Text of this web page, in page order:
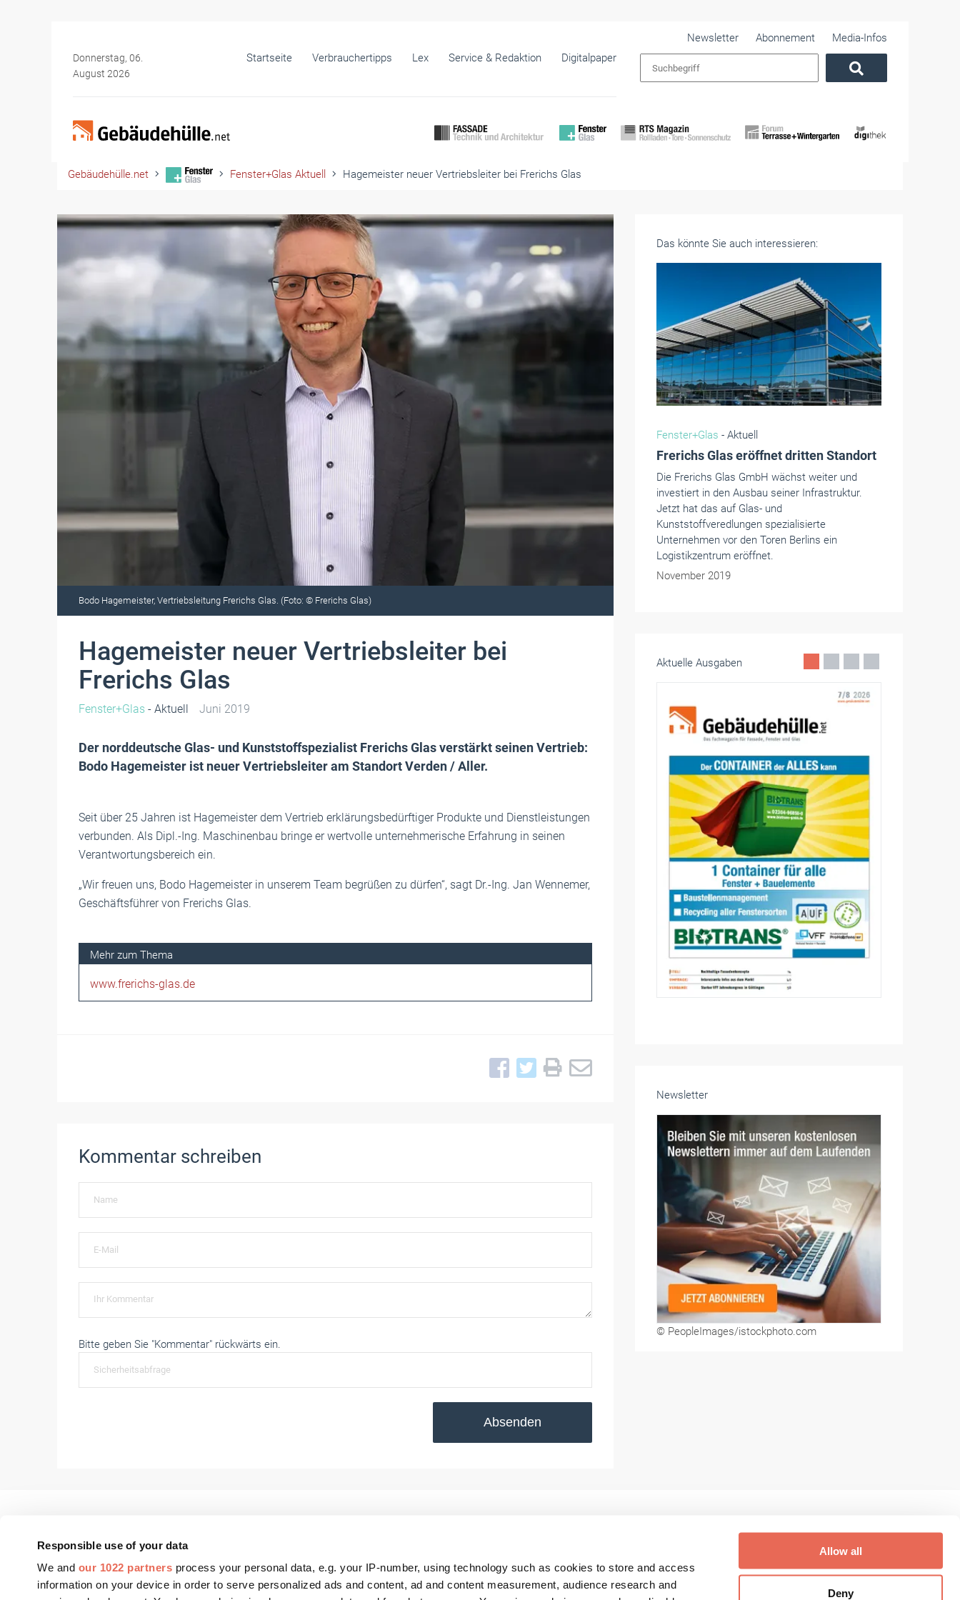
Responsible use of your data
We and our 1022 partners process your personal data, e.g. your IP-number, using technology such as cookies to store and access
information on your device in order to serve personalized ads and content, ad and content measurement, audience research and
Allow all
Deny
Donnerstag, 06.
August 2026
Startseite Verbrauchertipps Lex Service & Redaktion Digitalpaper
Newsletter Abonnement Media-Infos
Gebäudehülle.net Fenster+Glas Aktuell Hagemeister neuer Vertriebsleiter bei Frerichs Glas
Bodo Hagemeister, Vertriebsleitung Frerichs Glas. (Foto: © Frerichs Glas)
Hagemeister neuer Vertriebsleiter bei
Frerichs Glas
Fenster+Glas - Aktuell Juni 2019
Der norddeutsche Glas- und Kunststoffspezialist Frerichs Glas verstärkt seinen Vertrieb:
Bodo Hagemeister ist neuer Vertriebsleiter am Standort Verden / Aller.
Seit über 25 Jahren ist Hagemeister dem Vertrieb erklärungsbedürftiger Produkte und Dienstleistungen
verbunden. Als Dipl.-Ing. Maschinenbau bringe er wertvolle unternehmerische Erfahrung in seinen
Verantwortungsbereich ein.
„Wir freuen uns, Bodo Hagemeister in unserem Team begrüßen zu dürfen“, sagt Dr.-Ing. Jan Wennemer,
Geschäftsführer von Frerichs Glas.
www.frerichs-glas.de
Kommentar schreiben
Bitte geben Sie "Kommentar" rückwärts ein.
Absenden
Das könnte Sie auch interessieren:
Fenster+Glas - Aktuell
Frerichs Glas eröffnet dritten Standort
Die Frerichs Glas GmbH wächst weiter und
investiert in den Ausbau seiner Infrastruktur.
Jetzt hat das auf Glas- und
Kunststoffveredlungen spezialisierte
Unternehmen vor den Toren Berlins ein
Logistikzentrum eröffnet.
November 2019
Aktuelle Ausgaben
Newsletter
© PeopleImages/istockphoto.com
FASSADE Aktuell
Fenster+Glas Aktuell
RTS Aktuell
FoWi Aktuell